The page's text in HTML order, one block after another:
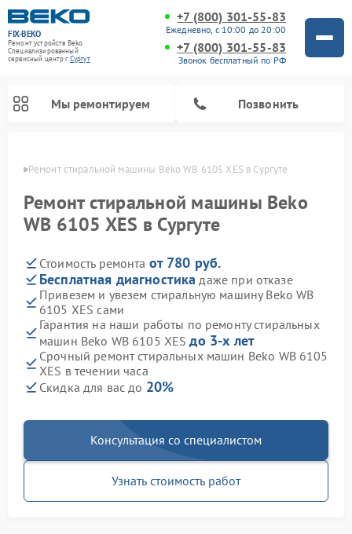
FIX-BEKO
Ремонт устройств Beko
Специализированный
cервисный центр г.Сургут
+7 (800) 301-55-83
Ежедневно, с 10:00 до 20:00
+7 (800) 301-55-83
Звонок бесплатный по РФ
Мы ремонтируем Позвонить
Ремонт стиральной машины Beko WB 6105 XES в Сургуте
Ремонт стиральной машины Beko
WB 6105 XES в Сургуте
Стоимость ремонта от 780 руб.
Бесплатная диагностика даже при отказе
Привезем и увезем стиральную машину Beko WB
6105 XES сами
Гарантия на наши работы по ремонту стиральных
машин Beko WB 6105 XESдо 3-х лет
Срочный ремонт стиральных машин Beko WB 6105
XES в течении часа
Скидка для вас до 20%
Консультация со специалистом
Узнать стоимость работ